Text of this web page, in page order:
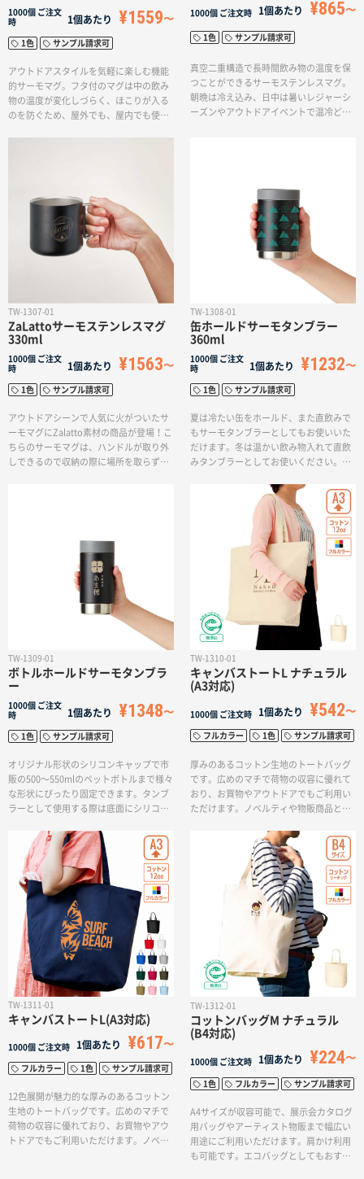
1000個 ご注文
時
1個あたり ¥1559
1色 サンプル請求可
アウトドアスタイルを気軽に楽しむ機能
的サーモマグ。フタ付のマグは中の飲み
物の温度が変化しづらく、ほこりが入る
のを防ぐため、屋外でも、屋内でも使え
ツチームのグッズにぴったりです。
1000個 ご注文時 1個あたり ¥865
1色 サンプル請求可
真空二重構造で長時間飲み物の温度を保
つことができるサーモステンレスマグ。
朝晩は冷え込み、日中は暑いレジャーシ
ーズンやアウトドアイベントで温冷どち
少ないデザインのため、保存もかさばら
ずに快適です。
TW-1307-01
ZaLattoサーモステンレスマグ
330ml
1000個 ご注文
時
1個あたり ¥1563
1色 サンプル請求可
アウトドアシーンで人気に火がついたサ
ーモマグにZalatto素材の商品が登場！こ
ちらのサーモマグは、ハンドルが取り外
しできるので収納の際に場所を取らず、
囲に名入れができるのもおすすめのポイ
TW-1308-01
缶ホールドサーモタンブラー
360ml
1000個 ご注文
時
1個あたり ¥1232
1色 サンプル請求可
夏は冷たい缶をホールド、また直飲みで
もサーモタンブラーとしてもお使いいた
だけます。冬は温かい飲み物入れて直飲
みタンブラーとしてお使いください。オ
の350mlの缶をぴったり固定できます。
タンブラーとして使用する際は底面にシ
リコンを取り付けて滑り止めとしてお使
いください。ボディはザラっとしたシボ
塗装を施している為、持っても滑りにく
い仕様です。ステンレス真空2層なので結
露しないため水滴でバッグや机を濡らす
心配なくご使用いただけます。広範囲の
回転シルク印刷が可能です。イラストや
ロゴの印刷も映えるので食品業界のノベ
ルティや、アウトドアグッズの物販など
におすすめです。
TW-1309-01
ボトルホールドサーモタンブラ
ー
1000個 ご注文
時
1個あたり ¥1348
1色 サンプル請求可
オリジナル形状のシリコンキャップで市
販の500〜550mlのペットボトルまで様々
な形状にぴったり固定できます。タンブ
ラーとして使用する際は底面にシリコン
さい。夏は冷たいペットボトルをホール
ド、また直飲みでもサーモタンブラーと
してもお使いいただけます。冬は温かい
飲み物入れて直飲みタンブラーとしてお
使いください。ボディはザラっとしたシ
ボ塗装を施している為、持っても滑りに
くい仕様です。ステンレス真空2層なので
結露しないため水滴でバッグや机を濡ら
す心配なくご使用いただけます。広範囲
の回転シルク印刷が可能です。イラスト
やロゴの印刷も映えるので食品業界のノ
ベルティや、アウトドアグッズの物販な
どにおすすめです。
TW-1310-01
キャンバストートL ナチュラル
(A3対応)
1000個 ご注文時 1個あたり ¥542
フルカラー 1色 サンプル請求可
厚みのあるコットン生地のトートバッグ
です。広めのマチで荷物の収容に優れて
おり、お買物やアウトドアでもご利用い
ただけます。ノベルティや物販商品とし
バッグからお買い物の際のエコバッグと
してもおすすめです。印刷方法も単色か
らフルカラー印刷まで対応しており、お
好みのデザインでオリジナルトートバッ
グを作成出来ます。
TW-1311-01
キャンバストートL(A3対応)
1000個 ご注文時 1個あたり ¥617
フルカラー 1色 サンプル請求可
12色展開が魅力的な厚みのあるコットン
生地のトートバッグです。広めのマチで
荷物の収容に優れており、お買物やアウ
トドアでもご利用いただけます。ノベル
TW-1312-01
コットンバッグM ナチュラル
(B4対応)
1000個 ご注文時 1個あたり ¥224
1色 フルカラー サンプル請求可
A4サイズが収容可能で、展示会カタログ
用バッグやアーティスト物販まで幅広い
用途にご利用いただけます。肩かけ利用
も可能です。エコバッグとしてもおすす